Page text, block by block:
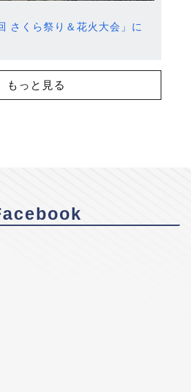
さくら祭り＆花火大会」に
もっと見る